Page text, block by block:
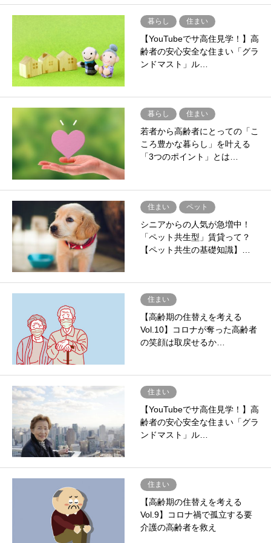
暮らし 住まい
【YouTubeでサ高住見学！】高
齢者の安心安全な住まい「グラ
ンドマスト」ル…
暮らし 住まい
若者から高齢者にとっての「こ
ころ豊かな暮らし」を叶える
「3つのポイント」とは…
住まい ペット
シニアからの人気が急増中！
「ペット共生型」賃貸って？
【ペット共生の基礎知識】…
住まい
【高齢期の住替えを考える
Vol.10】コロナが奪った高齢者
の笑顔は取戻せるか…
住まい
【YouTubeでサ高住見学！】高
齢者の安心安全な住まい「グラ
ンドマスト」ル…
住まい
【高齢期の住替えを考える
Vol.9】コロナ禍で孤立する要
介護の高齢者を救え